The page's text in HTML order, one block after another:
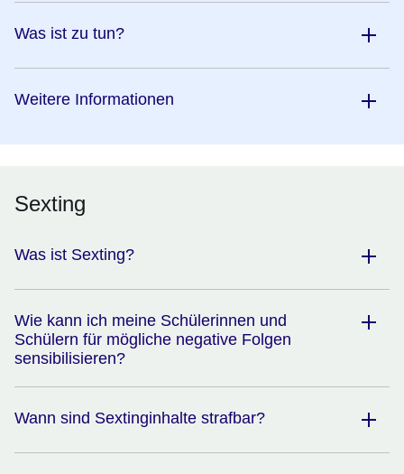
Was ist zu tun?
Weitere Informationen
Sexting
Was ist Sexting?
Wie kann ich meine Schülerinnen und
Schülern für mögliche negative Folgen
sensibilisieren?
Wann sind Sextinginhalte strafbar?